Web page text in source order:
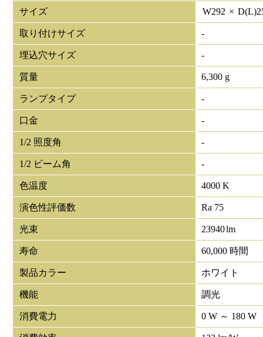
サイズ W292 × D(L)
取り付けサイズ -
埋込穴サイズ -
質量 6,300 g
ランプタイプ -
口金 -
1/2 照度角 -
1/2 ビーム角 -
色温度 4000 K
演色性評価数 Ra 75
光束 23940lm
寿命 60,000 時間
製品カラー ホワイト
機能 調光
消費電力 0 W ～ 180 W